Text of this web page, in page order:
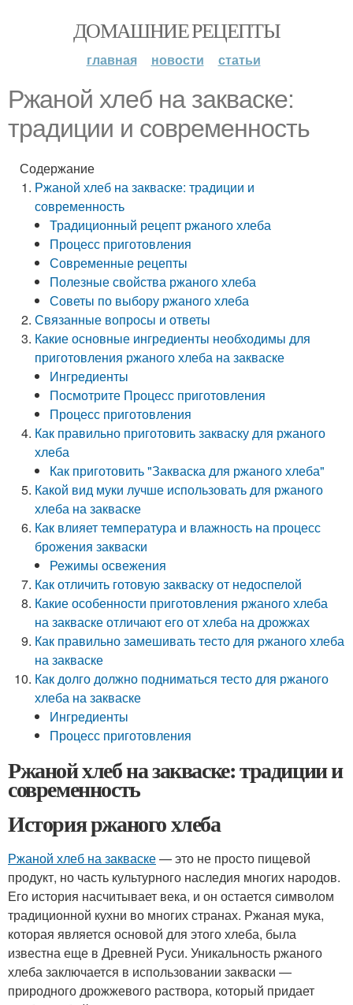
ДОМАШНИЕ РЕЦЕПТЫ
главная новости статьи
Ржаной хлеб на закваске:
традиции и современность
Содержание
Ржаной хлеб на закваске: традиции и
современность
Традиционный рецепт ржаного хлеба
Процесс приготовления
Современные рецепты
Полезные свойства ржаного хлеба
Советы по выбору ржаного хлеба
Связанные вопросы и ответы
Какие основные ингредиенты необходимы для
приготовления ржаного хлеба на закваске
Ингредиенты
Посмотрите Процесс приготовления
Процесс приготовления
Как правильно приготовить закваску для ржаного
хлеба
Как приготовить "Закваска для ржаного хлеба"
Какой вид муки лучше использовать для ржаного
хлеба на закваске
Как влияет температура и влажность на процесс
брожения закваски
Режимы освежения
Как отличить готовую закваску от недоспелой
Какие особенности приготовления ржаного хлеба
на закваске отличают его от хлеба на дрожжах
Как правильно замешивать тесто для ржаного хлеба
на закваске
Как долго должно подниматься тесто для ржаного
хлеба на закваске
Ингредиенты
Процесс приготовления
Ржаной хлеб на закваске: традиции и
современность
История ржаного хлеба
Ржаной хлеб на закваске— это не просто пищевой
продукт, но часть культурного наследия многих народов.
Его история насчитывает века, и он остается символом
традиционной кухни во многих странах. Ржаная мука,
которая является основой для этого хлеба, была
известна еще в Древней Руси. Уникальность ржаного
хлеба заключается в использовании закваски —
природного дрожжевого раствора, который придает